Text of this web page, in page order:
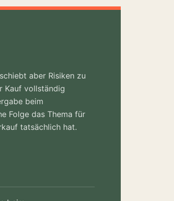
aber Risiken zu
Kauf vollständig
beim
Folge das Thema für
tatsächlich hat.